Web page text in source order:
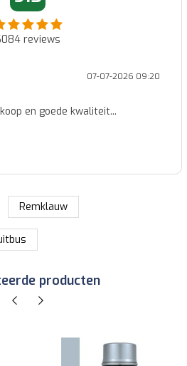
reviews
07-07-2026 09:20
en goede kwaliteit...
Remklauw
producten